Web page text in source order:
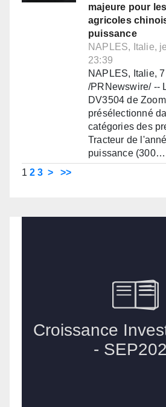
majeure pour
agricoles
puissance
NAPLES, Italie,
23:39
NAPLES, Italie,
/PRNewswire/ --
DV3504 de
présélectionné
catégories des
Tracteur de
puissance (300…
1 2 3 > >>